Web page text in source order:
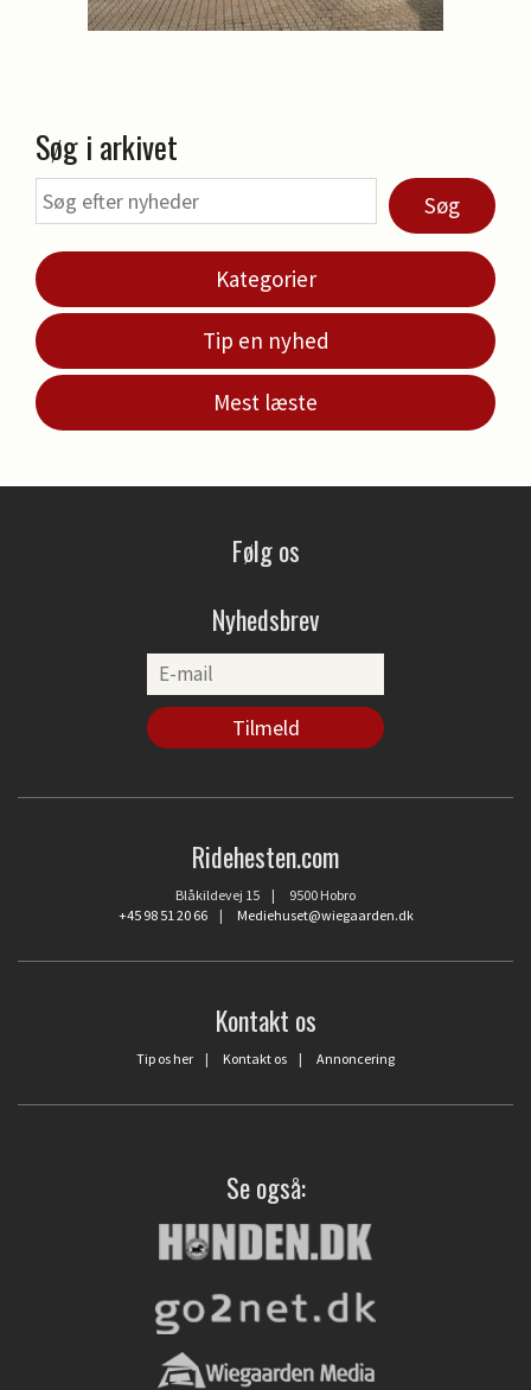
Søg i arkivet
Søg
Kategorier
Tip en nyhed
Mest læste
Følg os
Nyhedsbrev
Ridehesten.com
Blåkildevej 15 | 9500 Hobro
+45 98 51 20 66| Mediehuset@wiegaarden.dk
Kontakt os
Tip os her | Kontakt os | Annoncering
Se også: